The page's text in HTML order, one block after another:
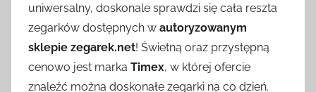
uniwersalny, doskonale sprawdzi się cała reszta
zegarków dostępnych w autoryzowanym
sklepie zegarek.net! Świetną oraz przystępną
cenowo jest marka Timex, w której ofercie
znaleźć można doskonałe zegarki na co dzień.